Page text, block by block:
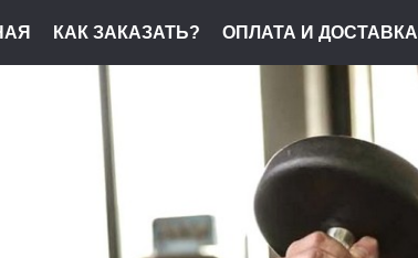
КАК ЗАКАЗАТЬ? ОПЛАТА И ДОСТАВКА